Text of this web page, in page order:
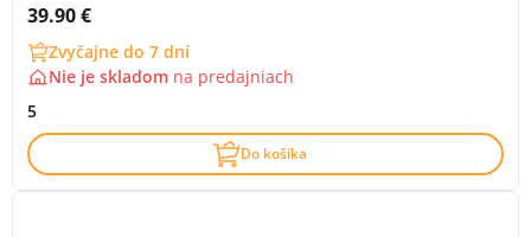
Cena s DPH:
39.90 €
Zvyčajne do 7 dní
Nie je skladom na predajniach
5
Do košíka